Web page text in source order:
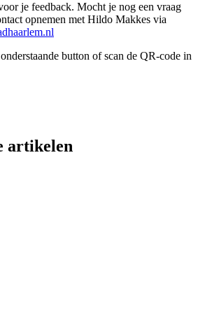
je feedback. Mocht je nog een vraag
opnemen met Hildo Makkes via
button of scan de QR-code in
artikelen